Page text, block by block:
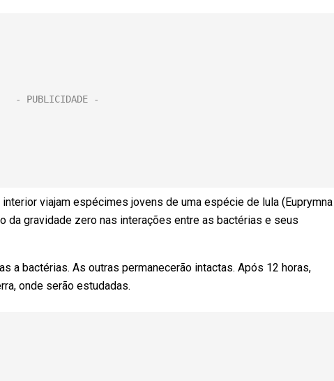
viajam espécimes jovens de uma espécie de lula (Euprymna
da gravidade zero nas interações entre as bactérias e seus
a bactérias. As outras permanecerão intactas. Após 12 horas,
onde serão estudadas.